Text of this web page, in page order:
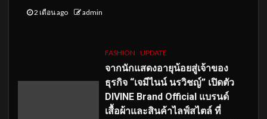
2 เดือน ago admin
FASHION UPDATE
จากนักแสดงอายุน้อยสู่เจ้าของ
ธุรกิจ “เจมีไนน์ นรวิชญ์” เปิดตัว
DIVINE Brand Official แบรนด์
เสื้อผ้าและสินค้าไลฟ์สไตล์ ที่